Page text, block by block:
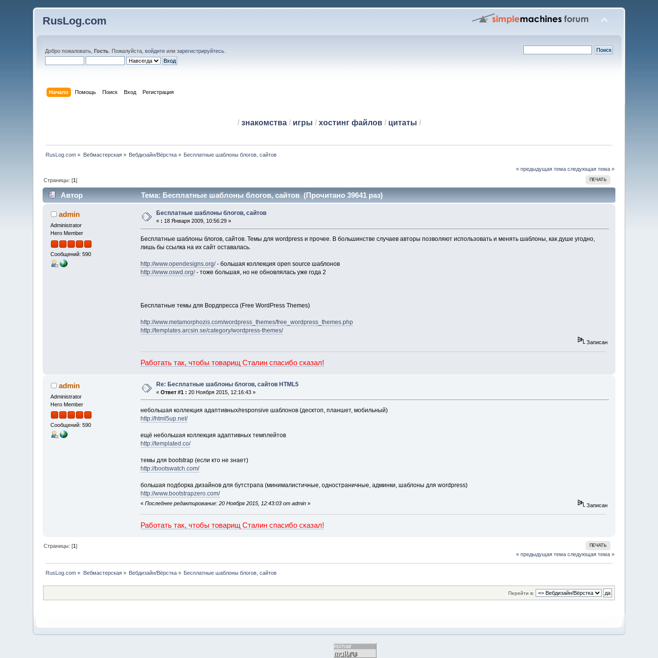
RusLog.com
Добро пожаловать,Гость . Пожалуйста,войдите илизарегистрируйтесь
Начало Помощь Поиск Вход Регистрация
/ знакомства/ игры / хостинг файлов/ цитаты /
RusLog.com » Вебмастерская» Вебдизайн/Вёрстка » Бесплатные шаблоны блогов, сайтов
« предыдущая тема следующая тема »
ПЕЧАТЬ
Страницы: [1]
Автор Тема: Бесплатные шаблоны блогов, сайтов (Прочитано 39641 раз)
admin
Administrator
Hero Member
Сообщений: 590
Бесплатные шаблоны блогов, сайтов
« : 18 Января 2009, 10:56:29 »
Бесплатные шаблоны блогов, сайтов. Темы для wordpress и прочее. В большинстве случаев авторы позволяют использовать и менять шаблоны, как душе угодно,
лишь бы ссылка на их сайт оставалась.
http://www.opendesigns.org/- большая коллекция open source шаблонов
http://www.oswd.org/- тоже большая, но не обновлялась уже года 2
Бесплатные темы для Вордпресса (Free WordPress Themes)
http://www.metamorphozis.com/wordpress_themes/free_wordpress_themes.php
http://templates.arcsin.se/category/wordpress-themes/
Записан
Работать так, чтобы товарищ Сталин спасибо сказал!
admin
Administrator
Hero Member
Сообщений: 590
Re: Бесплатные шаблоны блогов, сайтов HTML5
«Ответ #1 : 20 Ноября 2015, 12:16:43 »
небольшая коллекция адаптивных/responsive шаблонов (десктоп, планшет, мобильный)
http://html5up.net/
ещё небольшая коллекция адаптивных темплейтов
http://templated.co/
темы для bootstrap (если кто не знает)
http://bootswatch.com/
большая подборка дизайнов для бутстрапа (минималистичные, одностраничные, админки, шаблоны для wordpress)
http://www.bootstrapzero.com/
« Последнее редактирование: 20 Ноября 2015, 12:43:03 от admin» Записан
Работать так, чтобы товарищ Сталин спасибо сказал!
ПЕЧАТЬ
Страницы: [1]
« предыдущая тема следующая тема »
RusLog.com » Вебмастерская» Вебдизайн/Вёрстка » Бесплатные шаблоны блогов, сайтов
Перейти в: